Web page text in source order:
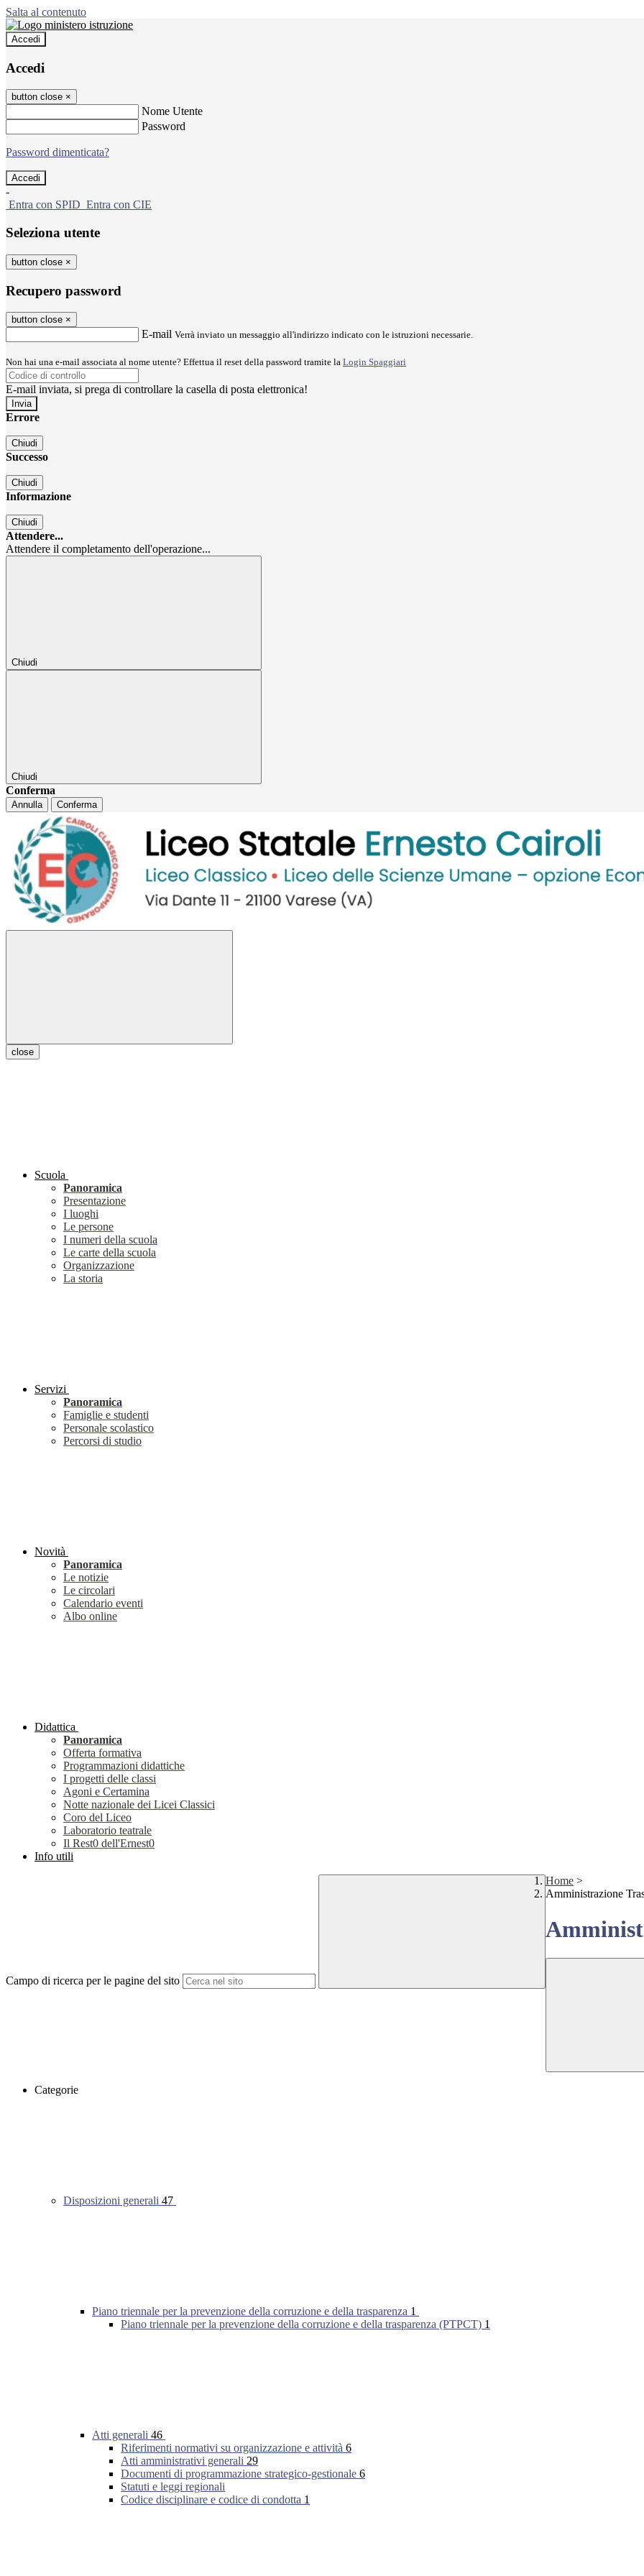
Salta al contenuto
Accedi
Accedi
button close ×
Nome Utente
Password
Password dimenticata?
-
Entra con SPID Entra con CIE
Seleziona utente
button close ×
Recupero password
button close ×
E-mail Verrà inviato un messaggio all'indirizzo indicato con le istruzioni necessarie.
Non hai una e-mail associata al nome utente? Effettua il reset della password tramite la Login Spaggiari
E-mail inviata, si prega di controllare la casella di posta elettronica!
Errore
Chiudi
Successo
Chiudi
Informazione
Chiudi
Attendere...
Attendere il completamento dell'operazione...
Chiudi
Chiudi
Conferma
Annulla Conferma
close
Scuola
Panoramica
Presentazione
I luoghi
Le persone
I numeri della scuola
Le carte della scuola
Organizzazione
La storia
Servizi
Panoramica
Famiglie e studenti
Personale scolastico
Percorsi di studio
Novità
Panoramica
Le notizie
Le circolari
Calendario eventi
Albo online
Didattica
Panoramica
Offerta formativa
Programmazioni didattiche
I progetti delle classi
Agoni e Certamina
Notte nazionale dei Licei Classici
Coro del Liceo
Laboratorio teatrale
Il Rest0 dell'Ernest0
Info utili
Campo di ricerca per le pagine del sito
Home >
Amministrazione
Categorie
Disposizioni generali 47
Piano triennale per la prevenzione della corruzione e della trasparenza 1
Piano triennale per la prevenzione della corruzione e della trasparenza (PTPCT) 1
Atti generali 46
Riferimenti normativi su organizzazione e attività 6
Atti amministrativi generali 29
Documenti di programmazione strategico-gestionale 6
Statuti e leggi regionali
Codice disciplinare e codice di condotta 1